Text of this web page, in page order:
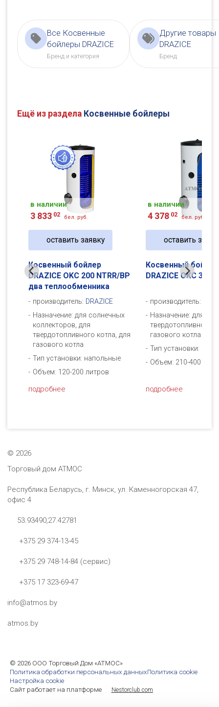
Все Косвенные
бойлеры DRAZICE
Бренд и категория
Другие товары
DRAZICE
Бренд
Ещё из раздела Косвенные бойлеры
Косвенный бойлер
DRAZICE OKC 200 NTRR/BP
два теплообменника
производитель: DRAZICE
Назначение: для солнечных
коллекторов, для
твердотопливного котла, для
газового котла
Тип установки: напольные
Объем: 120-200 литров
подробнее
в наличии
3 833 02 бел. руб.
оставить заявку
Косвенный бойлер
DRAZICE OKC 300
производитель:
Назначение: для
твердотопливного
газового котла
Тип установки:
Объем: 210-400
подробнее
в наличии
4 378 02 бел. руб.
оставить
© 2026
Торговый дом АТМОС
Республика Беларусь, г. Минск, ул. Каменногорская 47,
офис 4
53.93490,27.42781
+375 29 374-13-45
+375 29 748-14-84 (сервис)
+375 17 323-69-47
info@atmos.by
atmos.by
© 2026 ООО Торговый Дом «АТМОС»
Политика обработки персональных данныхПолитика cookie
Настройка cookie
Сайт работает на платформе
Nestorclub.com